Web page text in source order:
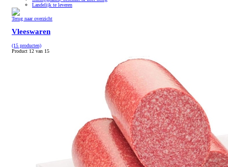
Landelijk te leveren
Terug naar overzicht
Vleeswaren
(15 producten)
Product 12 van 15